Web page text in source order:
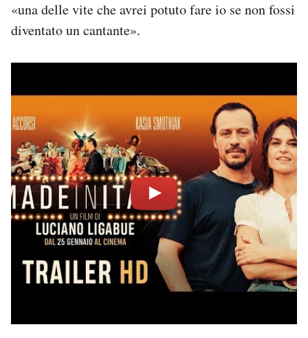
«una delle vite che avrei potuto fare io se non fossi
diventato un cantante».